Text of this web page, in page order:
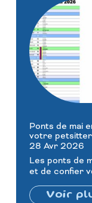
Ponts de mai
votre petsitter
28 Avr 2026
Les ponts de
et de confier
Voir